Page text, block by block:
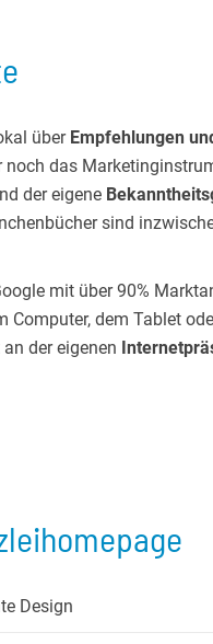
über Empfehlungen
das
der eigene
sind
mit über 90%
Computer, dem Tablet
der eigenen
Design